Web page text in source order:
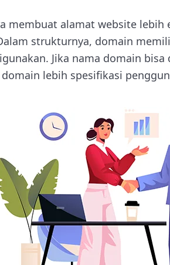
membuat alamat website
strukturnya, domain
Jika nama domain
lebih spesifikasi